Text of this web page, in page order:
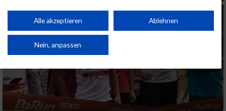
Performance von Inhalten. Analyse von Zielgruppen durch Statistiken oder
Kombinationen von Daten aus verschiedenen Quellen. Entwicklung und
von Inhalten.
Daten können außerhalb der Europäischen Union weitergegeben und in die
Website/App.
Partnerliste anzeigen (1 IAB-Anbieter)
Wir nutzen Ihre Daten für folgende Zwecke:
Alle akzeptieren Ablehnen
Nein, anpassen